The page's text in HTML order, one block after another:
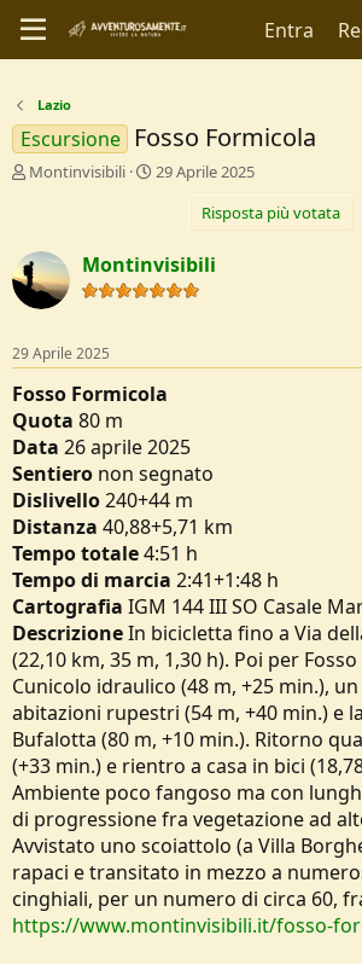
Entra
Lazio
Escursione Fosso Formicola
C
t
o
r
D
i
s
u
s
s
i
o
n
e
Montinvisibili
D
d
i
I
z
i
29 Aprile 2025
Risposta più votata
Montinvisibili
29 Aprile 2025
Fosso Formicola
Quota 80 m
Data 26 aprile 2025
Sentiero non segnato
Dislivello240+44 m
Distanza 40,88+5,71 km
Tempototale4:51 h
Tempo di marcia 2:41+1:48 h
Cartografia IGM 144 III SO Casale
DescrizioneIn bicicletta fino a Via
(22,10 km, 35 m, 1,30 h). Poi per
Cunicolo idraulico (48 m, +25 min.),
abitazioni rupestri (54 m, +40 min.) e
Bufalotta (80 m, +10 min.). Ritorno
(+33 min.) e rientro a casa in bici
Ambiente poco fangoso ma con
di progressione fra vegetazione ad
Avvistato uno scoiattolo (a Villa
rapaci e transitato in mezzo a
cinghiali, per un numero di circa 60,
https://www.montinvisibili.it/fosso-